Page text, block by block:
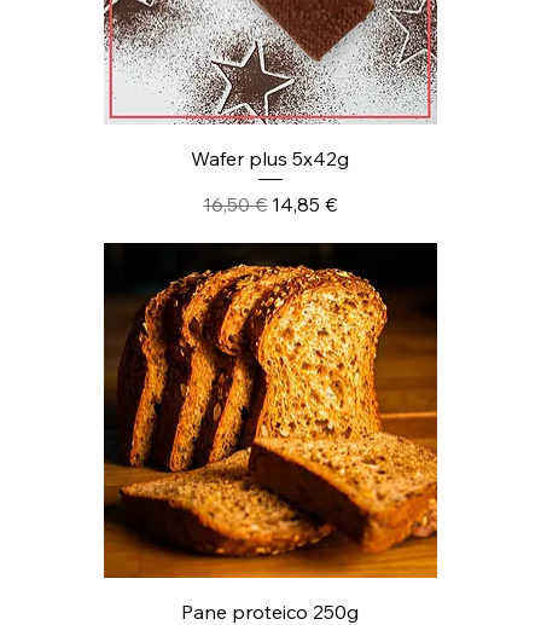
Wafer plus 5x42g
Prezzo regolare
16,50 € Prezzo scontato
14,85 €
Pane proteico 250g